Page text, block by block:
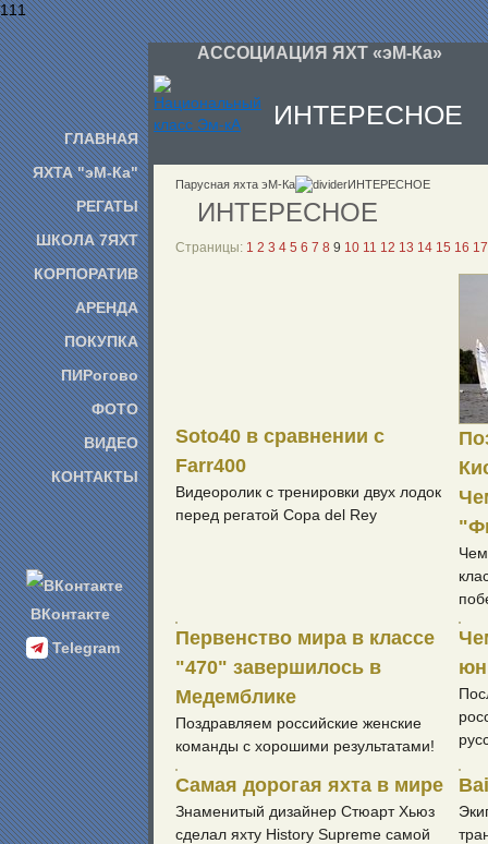
ГЛАВНАЯ
ЯХТА "эМ-Ка"
РЕГАТЫ
ШКОЛА 7ЯХТ
КОРПОРАТИВ
АРЕНДА
ПОКУПКА
ПИРогово
ФОТО
ВИДЕО
КОНТАКТЫ
ВКонтакте
Telegram
111
АССОЦИАЦИЯ ЯХТ «эМ-Ка»
ИНТЕРЕСНОЕ
Парусная яхта эМ-Ка ИНТЕРЕСНОЕ
ИНТЕРЕСНОЕ
Страницы: 1 2 3 4 5 6 7 8 9 10 11 12 13 14 15 16 17
Soto40 в сравнении с
Farr400
Видеоролик с тренировки двух лодок
перед регатой Copa del Rey
Первенство мира в классе
"470" завершилось в
Медемблике
Поздравляем российские женские
команды с хорошими результатами!
Самая дорогая яхта в мире
Знаменитый дизайнер Стюарт Хьюз
сделал яхту History Supreme самой